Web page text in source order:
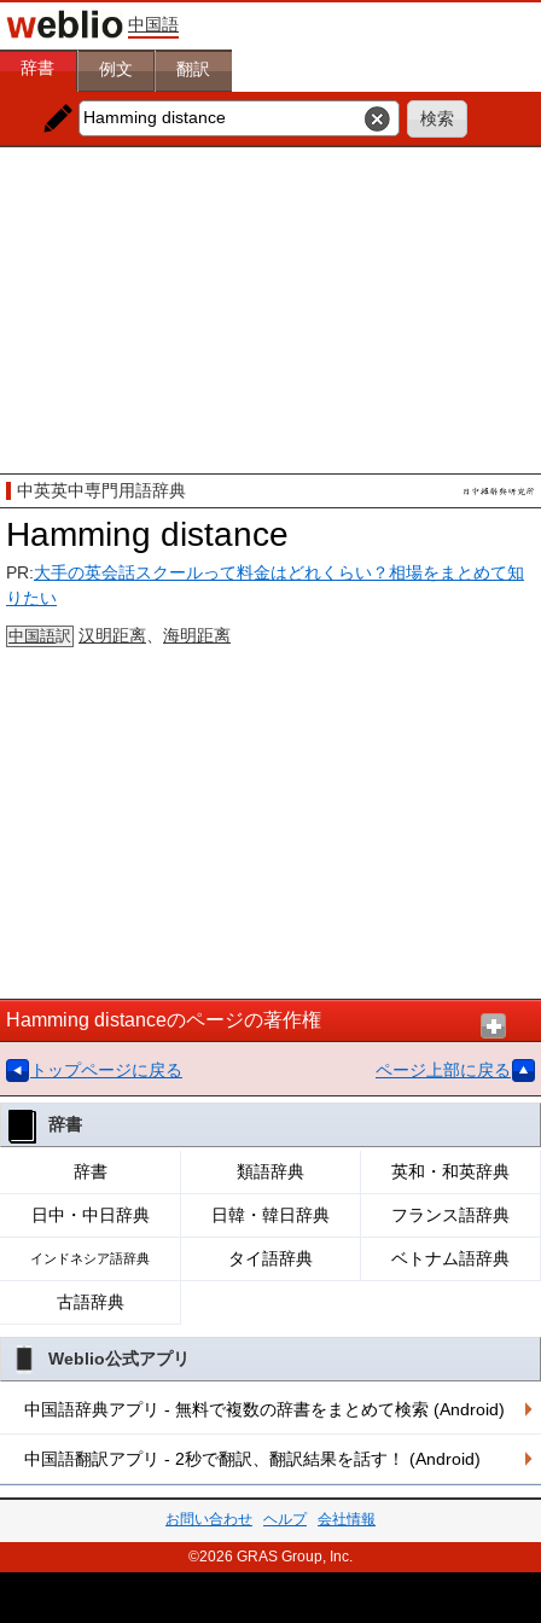
中国語
辞書 例文 翻訳
中英英中専門用語辞典
Hamming distance
PR:大手の英会話スクールって料金はどれくらい？相場をまとめて知
りたい
中国語訳 汉明距离 海明距离
Hamming distanceのページの著作権
トップページに戻る ページ上部に戻る
辞書
辞書 類語辞典 英和・和英辞典
日中・中日辞典 日韓・韓日辞典 フランス語辞典
インドネシア語辞典 タイ語辞典 ベトナム語辞典
古語辞典
Weblio公式アプリ
中国語辞典アプリ - 無料で複数の辞書をまとめて検索 (Android)
中国語翻訳アプリ - 2秒で翻訳、翻訳結果を話す！ (Android)
お問い合わせ ヘルプ 会社情報
©2026 GRAS Group, Inc.